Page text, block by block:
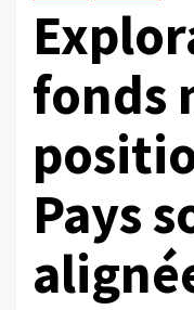
fonds
Pays